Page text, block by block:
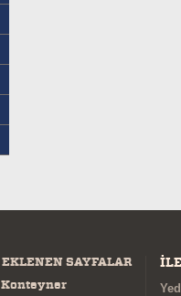
EKLENEN SAYFALAR
Konteyner